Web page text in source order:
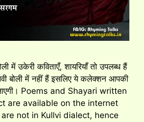
में उकेरी कविताएँ, शायरियाँ तो उपलब्ध हैं
बोली में नहीं हैं इसलिए ये कलेक्शन आपकी
Poems and Shayari written
are available on the internet
not in Kullvi dialect, hence